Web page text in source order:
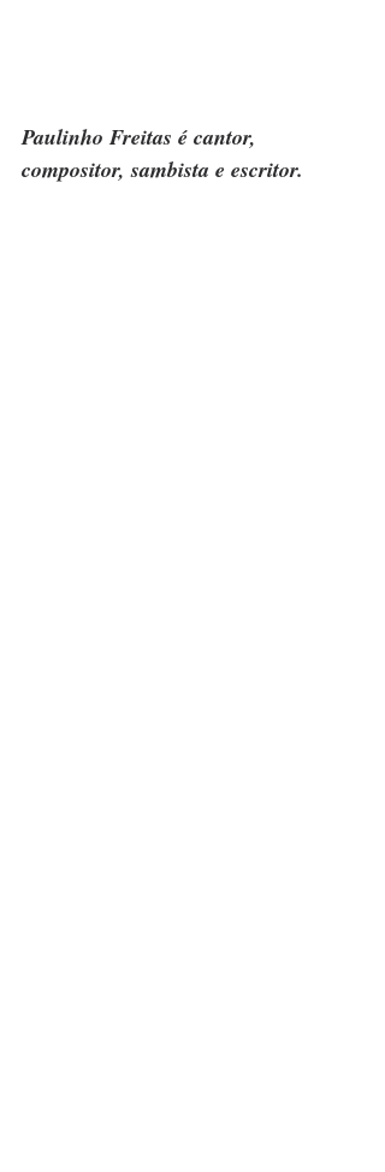
Paulinho Freitas é cantor,
compositor, sambista e escritor.